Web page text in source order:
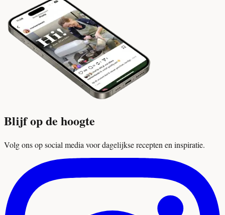
Blijf op de hoogte
Volg ons op social media voor dagelijkse recepten en inspiratie.